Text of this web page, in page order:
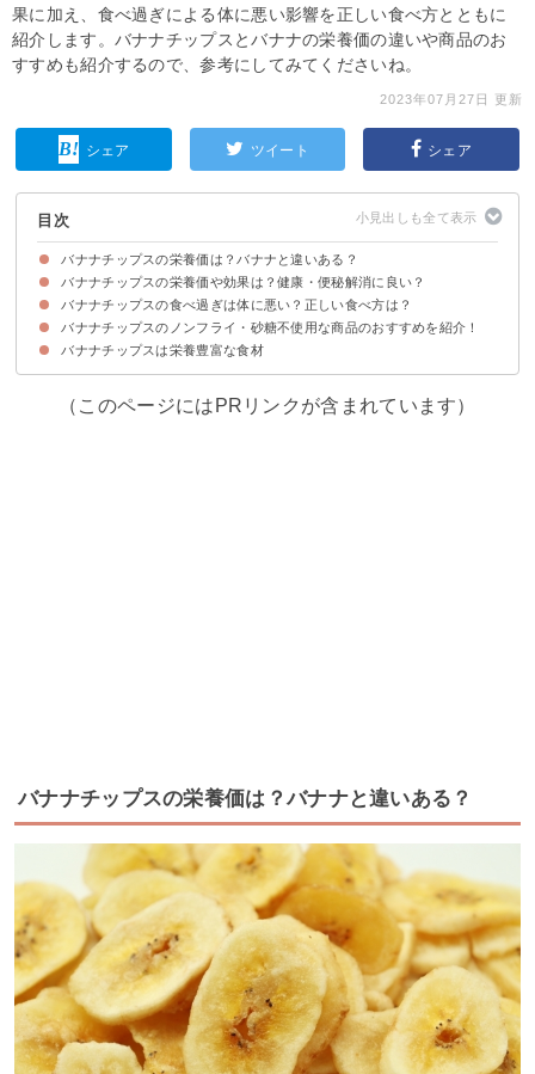
果に加え、食べ過ぎによる体に悪い影響を正しい食べ方とともに
紹介します。バナナチップスとバナナの栄養価の違いや商品のお
すすめも紹介するので、参考にしてみてくださいね。
2023年07月27日 更新
シェア ツイート シェア
目次
バナナチップスの栄養価は？バナナと違いある？
バナナチップスと果物のバナナの栄養価の違い
バナナチップスの栄養価や効果は？健康・便秘解消に良い？
①食物繊維
②カリウム
③ペクチン
④マグネシウム
⑤セロトニン
⑥ビタミンC
⑦ビタミンB1
⑧ビタミンB2
⑨ビタミンB6
バナナチップスの食べ過ぎは体に悪い？正しい食べ方は？
バナナチップスを食べ過ぎるとカロリー過多で太る恐れも
食べ方①おやつとして適量食べる
食べ方②砂糖不使用のバナナチップスを選ぶ
バナナチップスのノンフライ・砂糖不使用な商品のおすすめを紹介！
①黒田屋 バナナチップス
②タンザニア産ドライバナナ
③アリサン バナナチップス
バナナチップスは栄養豊富な食材
（このページにはPRリンクが含まれています）
バナナチップスの栄養価は？バナナと違いある？